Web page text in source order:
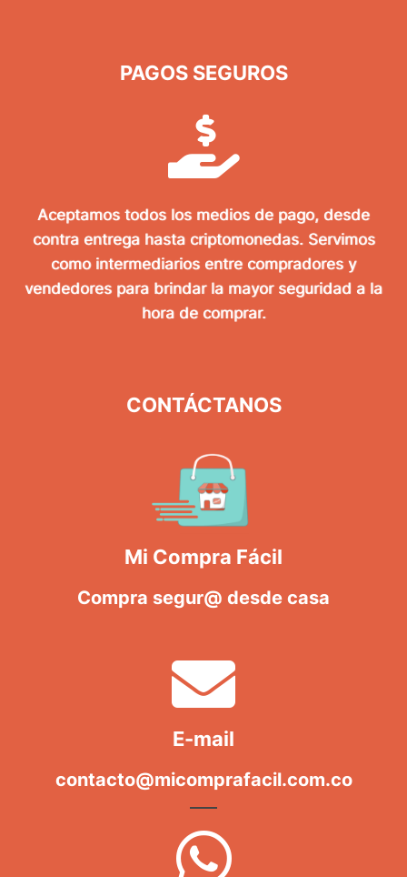
PAGOS SEGUROS
Aceptamos todos los medios de pago, desde
contra entrega hasta criptomonedas. Servimos
como intermediarios entre compradores y
vendedores para brindar la mayor seguridad a la
hora de comprar.
CONTÁCTANOS
Mi Compra Fácil
Compra segur@ desde casa
E-mail
contacto@micomprafacil.com.co